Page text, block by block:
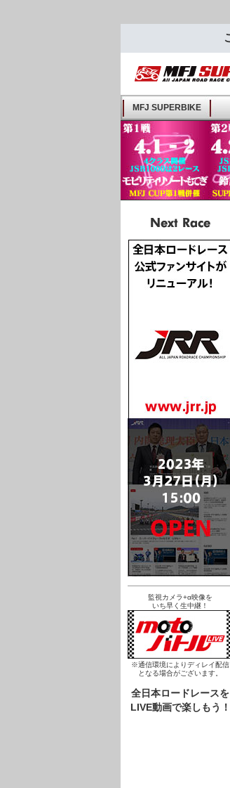
MFJ
JAPAN
Fan-Site
MFJ SUPERBIKE
Next Race
監視カメラ+α映像を
いち早く生中継！
※通信環境によりディレイ配信
となる場合がございます。
全日本ロードレースを
LIVE動画で楽しもう！